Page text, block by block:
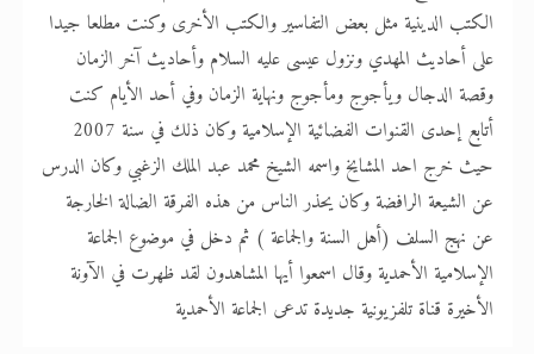
الكتب الدينية مثل بعض التفاسير والكتب الأخرى وكنت مطلعا جيدا
على أحاديث المهدي ونزول عيسى عليه السلام وأحاديث آخر الزمان
وقصة الدجال ويأجوج ومأجوج ونهاية الزمان وفي أحد الأيام كنت
أتابع إحدى القنوات الفضائية الإسلامية وكان ذلك في سنة 2007
حيث خرج احد المشايخ واسمه الشيخ محمد عبد الملك الزغبي وكان الدرس
عن الشيعة الرافضة وكان يحذر الناس من هذه الفرقة الضالة الخارجة
عن نهج السلف (أهل السنة والجماعة ) ثم دخل في موضوع الجماعة
الإسلامية الأحمدية وقال اسمعوا أيها المشاهدون لقد ظهرت في الآونة
الأخيرة قناة تلفزيونية جديدة تدعى الجماعة الأحمدية